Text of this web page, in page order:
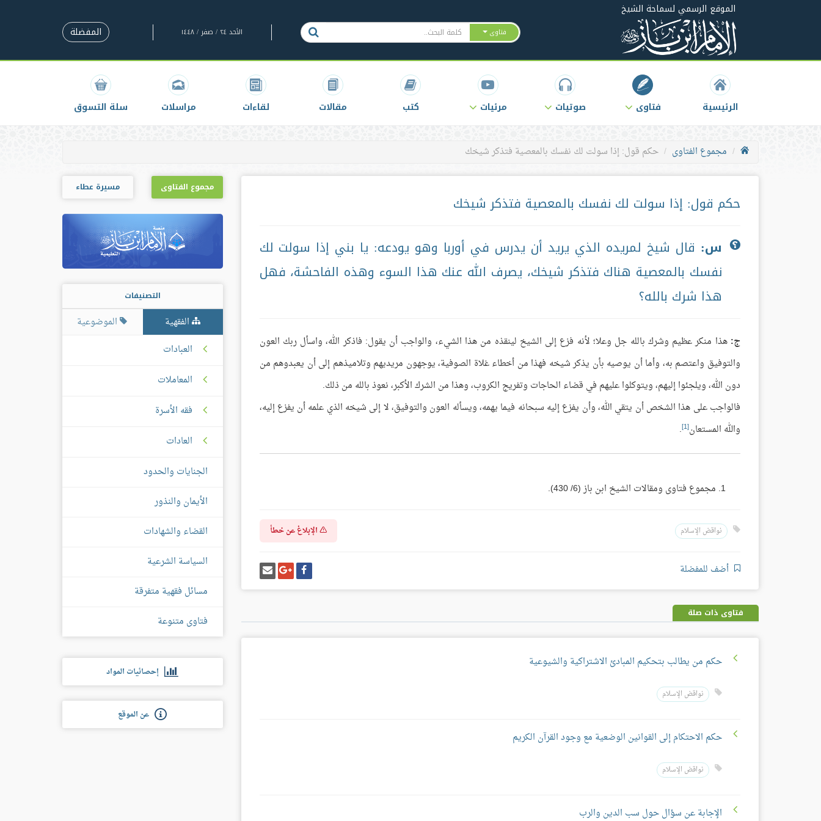
الموقع الرسمي لسماحة الشيخ
فتاوى الأحد ٢٤ / صفر / ١٤٤٨ المفضلة
الرئيسية فتاوى صوتيات مرئيات كتب مقالات لقاءات مراسلات سلة التسوق
مجموع الفتاوى حكم قول: إذا سولت لك نفسك بالمعصية فتذكر شيخك
حكم قول: إذا سولت لك نفسك بالمعصية فتذكر شيخك
س: قال شيخ لمريده الذي يريد أن يدرس في أوربا وهو يودعه: يا بني إذا سولت لك
نفسك بالمعصية هناك فتذكر شيخك، يصرف الله عنك هذا السوء وهذه الفاحشة، فهل
هذا شرك بالله؟
ج: هذا منكر عظيم وشرك بالله جل وعلا؛ لأنه فزع إلى الشيخ لينقذه من هذا الشيء، والواجب أن يقول: فاذكر الله، واسأل ربك العون
والتوفيق واعتصم به، وأما أن يوصيه بأن يذكر شيخه فهذا من أخطاء غلاة الصوفية، يوجهون مريديهم وتلاميذهم إلى أن يعبدوهم من
دون الله، ويلجئوا إليهم، ويتوكلوا عليهم في قضاء الحاجات وتفريج الكروب، وهذا من الشرك الأكبر، نعوذ بالله من ذلك.
فالواجب على هذا الشخص أن يتقي الله، وأن يفزع إليه سبحانه فيما يهمه، ويسأله العون والتوفيق، لا إلى شيخه الذي علمه أن يفزع إليه،
والله المستعان[1]
.
مجموع فتاوى ومقالات الشيخ ابن باز (6/ 430).
نواقض الإسلام الإبلاغ عن خطأ
أضف للمفضلة شارك
على
فيسبوك
شارك
على
غوغل
بلس
إرسل
إيميل
فتاوى ذات صلة
حكم من يطالب بتحكيم المبادئ الاشتراكية والشيوعية
نواقض الإسلام
حكم الاحتكام إلى القوانين الوضعية مع وجود القرآن الكريم
نواقض الإسلام
الإجابة عن سؤال حول سب الدين والرب
مجموع الفتاوى مسيرة عطاء
التصنيفات
الفقهية
الموضوعية
العبادات
المعاملات
فقه الأسرة
العادات
الجنايات والحدود
الأيمان والنذور
القضاء والشهادات
السياسة الشرعية
مسائل فقهية متفرقة
فتاوى متنوعة
إحصائيات المواد
عن الموقع